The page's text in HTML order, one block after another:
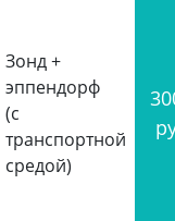
Зонд +
эппендорф
(с
транспортной
средой)